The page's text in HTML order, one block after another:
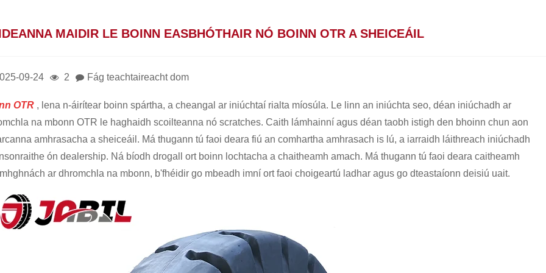
MAIDIR LE BOINN EASBHÓTHAIR NÓ BOINN OTR A SHEICEÁIL
09-24 2 Fág teachtaireacht dom
OTR , lena n-áirítear boinn spártha, a cheangal ar iniúchtaí rialta míosúla. Le linn an iniúchta seo, déan iniúchadh ar
na mbonn OTR le haghaidh scoilteanna nó scratches. Caith lámhainní agus déan taobh istigh den bhoinn chun aon
amhrasacha a sheiceáil. Má thugann tú faoi deara fiú an comhartha amhrasach is lú, a iarraidh láithreach iniúchadh
ón dealership. Ná bíodh drogall ort boinn lochtacha a chaitheamh amach. Má thugann tú faoi deara caitheamh
ar dhromchla na mbonn, b'fhéidir go mbeadh imní ort faoi choigeartú ladhar agus go dteastaíonn deisiú uait.